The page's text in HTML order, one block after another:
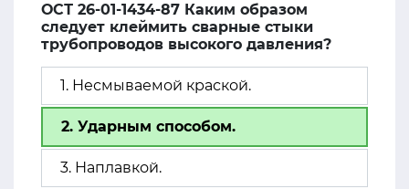
ОСТ 26-01-1434-87 Каким образом
следует клеймить сварные стыки
трубопроводов высокого давления?
1. Несмываемой краской.
2. Ударным способом.
3. Наплавкой.